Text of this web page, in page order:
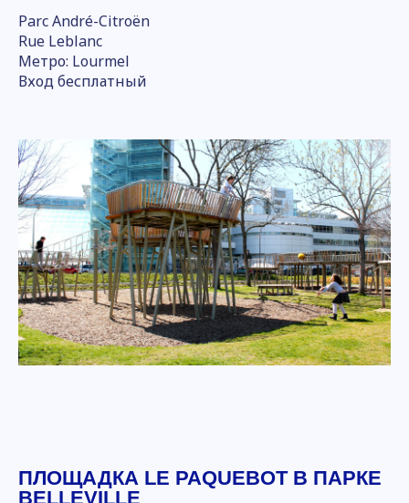
Parc André-Citroën
Rue Leblanc
Метро: Lourmel
Вход бесплатный
ПЛОЩАДКА LE PAQUEBOT В ПАРКЕ
BELLEVILLE